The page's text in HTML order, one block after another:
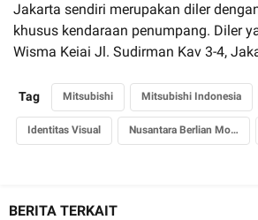
Jakarta sendiri merupakan diler
khusus kendaraan penumpang. Diler
Wisma Keiai Jl. Sudirman Kav 3-4,
Tag Mitsubishi Mitsubishi Indonesia
Identitas Visual Nusantara Berlian Motor
BERITA TERKAIT